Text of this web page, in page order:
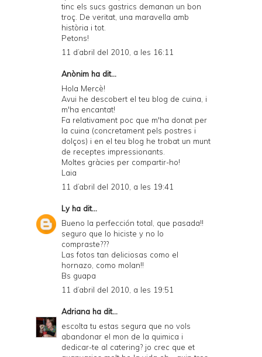
tinc els sucs gastrics demanan un bon
troç. De veritat, una maravella amb
història i tot.
Petons!
11 d’abril del 2010, a les 16:11
Anònim ha dit...
Hola Mercè!
Avui he descobert el teu blog de cuina, i
m'ha encantat!
Fa relativament poc que m'ha donat per
la cuina (concretament pels postres i
dolços) i en el teu blog he trobat un munt
de receptes impressionants.
Moltes gràcies per compartir-ho!
Laia
11 d’abril del 2010, a les 19:41
Lyha dit...
Bueno la perfección total, que pasada!!
seguro que lo hiciste y no lo
compraste???
Las fotos tan deliciosas como el
hornazo, como molan!!
Bs guapa
11 d’abril del 2010, a les 19:51
Adriana ha dit...
escolta tu estas segura que no vols
abandonar el mon de la quimica i
dedicar-te al catering? jo crec que et